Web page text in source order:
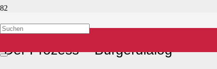
Prozess – Bürgerdialog
Der Prozess – Bürgerdialog